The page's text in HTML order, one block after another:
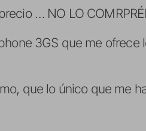
… NO LO
3GS que me ofrece
que lo único que me